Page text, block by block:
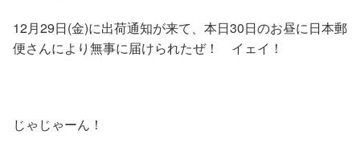
12月29日(金)に出荷通知が来て、本日30日のお昼に日本郵
便さんにより無事に届けられたぜ！ イェイ！
じゃじゃーん！